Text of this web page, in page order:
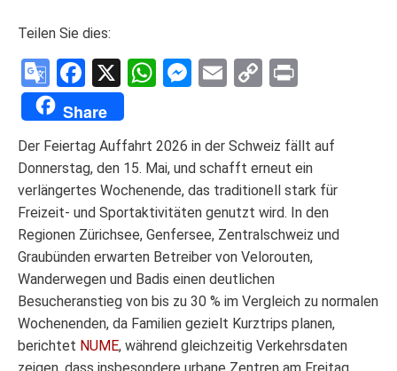
Teilen Sie dies:
Google
Translate
Facebook
X WhatsApp
Messenger
Email
Copy
Share
Der Feiertag Auffahrt 2026 in der Schweiz fällt auf
Donnerstag, den 15. Mai, und schafft erneut ein
verlängertes Wochenende, das traditionell stark für
Freizeit- und Sportaktivitäten genutzt wird. In den
Regionen Zürichsee, Genfersee, Zentralschweiz und
Graubünden erwarten Betreiber von Velorouten,
Wanderwegen und Badis einen deutlichen
Besucheranstieg von bis zu 30 % im Vergleich zu normalen
Wochenenden, da Familien gezielt Kurztrips planen,
berichtet NUME, während gleichzeitig Verkehrsdaten